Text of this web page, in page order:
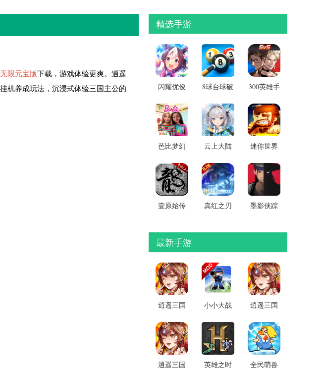
无限元宝版下载，游戏体验更爽。逍遥
机养成玩法，沉浸式体验三国主公的
精选手游
闪耀优俊
修改器
8球台球破
辅助线]
300英雄手
芭比梦幻
云上大陆
版
迷你世界
壹原始传
真红之刃
墨影侠踪
最新手游
逍遥三国
版 v2026
最新版
小小大战
费版 v2.2
安卓版
逍遥三国
本 V2026
安卓版
逍遥三国
英雄之时
全民萌兽